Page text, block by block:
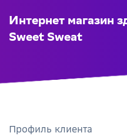
Интернет магазин
Sweet Sweat
Профиль клиента